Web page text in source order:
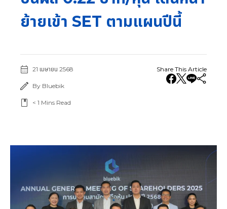
ย้ายเข้า SET ตามแผนปีนี้
21 เมษายน 2568
By Bluebik
< 1 Mins Read
Share This Article